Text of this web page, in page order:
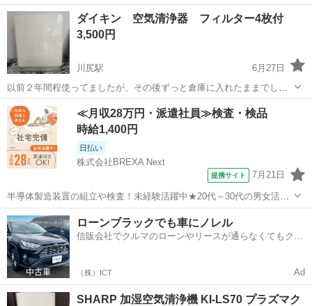
2021年式 熊本市内配送¥2,000
熊本 熊本市 熊本駅 季節、空調家電
ダイキン 空気清浄器 フィルター4枚付
3,500円
川尻駅
6月27日
以前２年間程使ってましたが、その後ずっと倉庫に入れたままでし
た。 今回内部分解洗浄して出品しました。 今からの季節に、いかがで
すか？ 写真でわかるように、水洗い不可の所以外は水洗いして、ほと
んどの埃等取り除き、新品とまでいき...
熊本 熊本市 川尻駅 季節、空調家電 ダイキン
≪月収28万円・派遣社員≫検査・検品
時給1,400円
日払い
株式会社BREXA Next
提携サイト 7月21日
半導体製造装置の組立や検査！未経験活躍中★20代～30代の男女活躍
中★ワンルーム寮完備！赴任旅費会社負担！マイカー通勤OK！無料駐
車場あり！正社員登用あり！《熊本県菊池郡大津町》 人気の工場のお
仕事 ◇半導体製造装置の組立...
熊本 その他
ローンブラックでも車にノレル
信販会社でクルマのローンやリースが通らなくてもクル
（株）ICT Ad
SHARP 加湿空気清浄機 KI-LS70 プラズマク